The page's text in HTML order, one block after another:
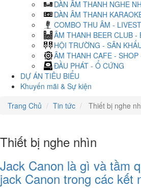
DÀN ÂM THANH NGHE
DÀN ÂM THANH
COMBO THU ÂM -
ÂM THANH BEER CLUB -
HỘI TRƯỜNG - SÂN
ÂM THANH CAFE - SHOP
ĐẦU PHÁT - Ổ CỨNG
DỰ ÁN TIÊU BIỂU
Khuyến mãi & Sự kiện
Trang Chủ
Tin tức Thiết bị nghe
Thiết bị nghe nhìn
Jack Canon là gì và tầm
jack Canon trong các kết